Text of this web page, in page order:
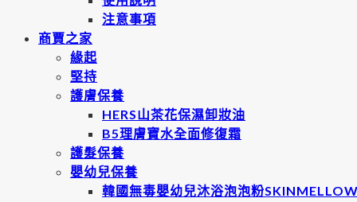
注意事項
商賈之家
緣起
堅持
護膚保養
HERS山茶花保濕卸妝油
B5理膚寶水全面修復霜
護髮保養
嬰幼兒保養
韓國無毒嬰幼兒沐浴泡泡粉